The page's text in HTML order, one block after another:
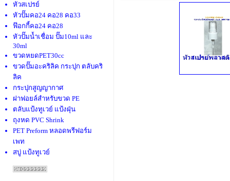
หัวสเปรย์
หัวปั๊มคอ24 คอ28 คอ33
ฟ๊อกกี้คอ24 คอ28
หัวปั๊มน้ำเชื่อม ปั๊ม10ml และ
30ml
ขวดหยดPET30cc
ขวดปั๊มอะคริลิค กระปุก ตลับคริ
ลิค
กระปุกสูญญากาศ
ฝาฟอยล์สำหรับขวด PE
ตลับแป้งทูเวย์ แป้งฝุ่น
ถุงหด PVC Shrink
PET Preform หลอดพรีฟอร์ม
เพท
สบู่ แป้งทูเวย์